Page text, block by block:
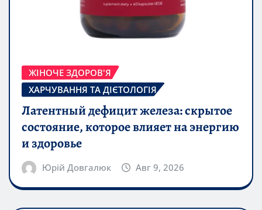
ЖІНОЧЕ ЗДОРОВ'Я
ХАРЧУВАННЯ ТА ДІЄТОЛОГІЯ
Латентный дефицит железа: скрытое
состояние, которое влияет на энергию
и здоровье
Юрій Довгалюк Авг 9, 2026